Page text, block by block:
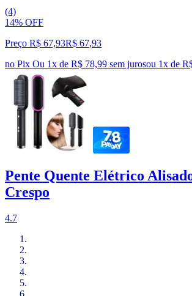
(4)
14% OFF
Preço R$ 67,93R$ 67,93
no Pix Ou 1x de R$ 78,99 sem jurosou 1x de
Pente Quente Elétrico
Crespo
4.7